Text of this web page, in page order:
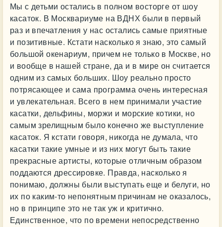
Мы с детьми остались в полном восторге от шоу
касаток. В Москвариуме на ВДНХ были в первый
раз и впечатления у нас остались самые приятные
и позитивные. Кстати насколько я знаю, это самый
большой окенариум, причем не только в Москве, но
и вообще в нашей стране, да и в мире он считается
одним из самых больших. Шоу реально просто
потрясающее и сама программа очень интересная
и увлекательная. Всего в нем принимали участие
касатки, дельфины, моржи и морские котики, но
самым зрелищным было конечно же выступление
касаток. Я кстати говоря, никогда не думала, что
касатки такие умные и из них могут быть такие
прекрасные артисты, которые отличным образом
поддаются дрессировке. Правда, насколько я
понимаю, должны были выступать еще и белуги, но
их по каким-то непонятным причинам не оказалось,
но в принципе это не так уж и критично.
Единственное, что по времени непосредственно